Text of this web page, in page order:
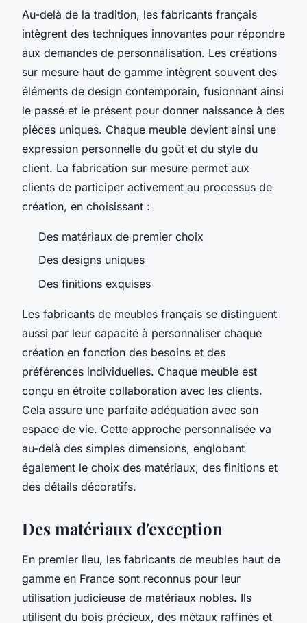
Au-delà de la tradition, les fabricants français
intègrent des techniques innovantes pour répondre
aux demandes de personnalisation. Les créations
sur mesure haut de gamme intègrent souvent des
éléments de design contemporain, fusionnant ainsi
le passé et le présent pour donner naissance à des
pièces uniques. Chaque meuble devient ainsi une
expression personnelle du goût et du style du
client. La fabrication sur mesure permet aux
clients de participer activement au processus de
création, en choisissant :
Des matériaux de premier choix
Des designs uniques
Des finitions exquises
Les fabricants de meubles français se distinguent
aussi par leur capacité à personnaliser chaque
création en fonction des besoins et des
préférences individuelles. Chaque meuble est
conçu en étroite collaboration avec les clients.
Cela assure une parfaite adéquation avec son
espace de vie. Cette approche personnalisée va
au-delà des simples dimensions, englobant
également le choix des matériaux, des finitions et
des détails décoratifs.
Des matériaux d'exception
En premier lieu, les fabricants de meubles haut de
gamme en France sont reconnus pour leur
utilisation judicieuse de matériaux nobles. Ils
utilisent du bois précieux, des métaux raffinés et